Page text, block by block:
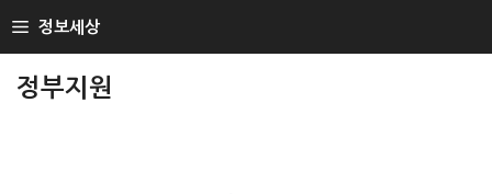
TO
정보세상
정부지원